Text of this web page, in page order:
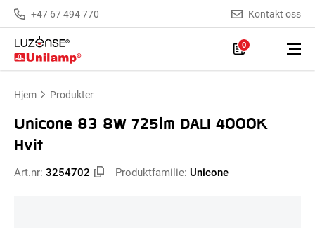
+47 67 494 770 Kontakt oss
0
Hjem Produkter
Unicone 83 8W 725lm DALI 4000K
Hvit
Art.nr: 3254702 Produktfamilie: Unicone